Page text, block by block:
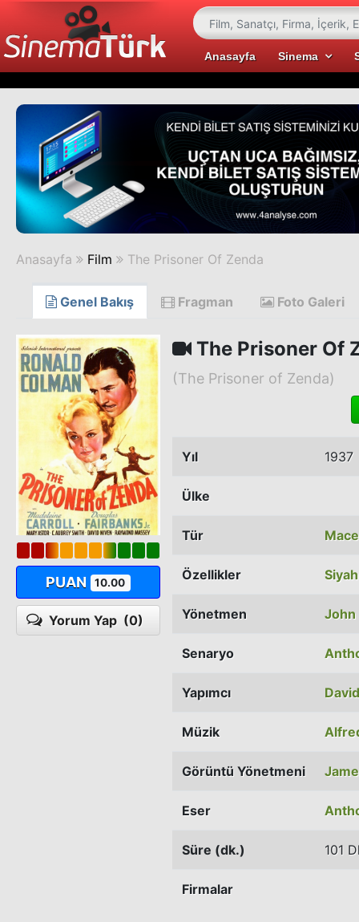
Anasayfa Sinema
Anasayfa Film The Prisoner Of Zenda
Genel Bakış Fragman Foto Galeri
PUAN 10.00
Yorum Yap (0)
The Prisoner Of
(The Prisoner of Zenda)
Yıl 1937
Ülke
Tür
Özellikler
Yönetmen John
Senaryo
Yapımcı
Müzik
Görüntü Yönetmeni
Eser
Süre (dk.) 101
Firmalar